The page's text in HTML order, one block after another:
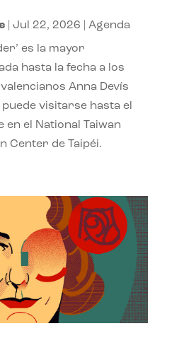
| Jul 22, 2026 Agenda
es la mayor
hasta la fecha a los
Anna Devís
puede visitarse hasta el
en el National Taiwan
Center de Taipéi.